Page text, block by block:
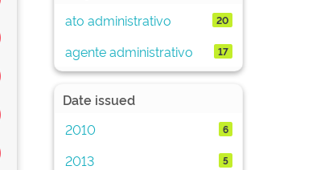
ato administrativo
20
agente administrativo 17
Date issued
2010
6
2013 5